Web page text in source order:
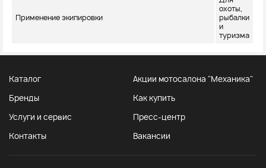
Применение экипировки
охоты,
рыбалки
и
туризма
Каталог Акции мотосалона "Механика"
Бренды Как купить
Услуги и сервис Пресс-центр
Контакты Вакансии